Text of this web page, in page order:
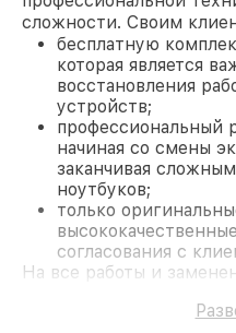
сложности. Своим
бесплатную
которая является
восстановления
устройств;
профессиональный
начиная со смены
заканчивая
ноутбуков;
только
согласования с
На все работы и
поломки по условиям